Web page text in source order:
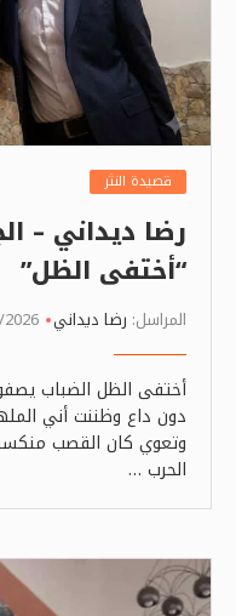
قصيدة النثر
رضا ديداني –
“أختفى الظل”
المراسل: رضا ديداني
أختفى الظل الضباب
دون داع وظننت أني
وتعوي كان القصب
الحرب …